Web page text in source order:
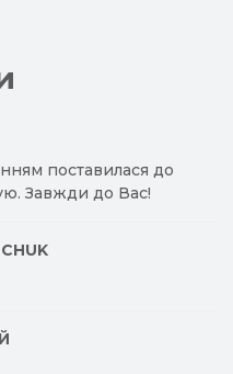
поставилася до
Завжди до Вас!